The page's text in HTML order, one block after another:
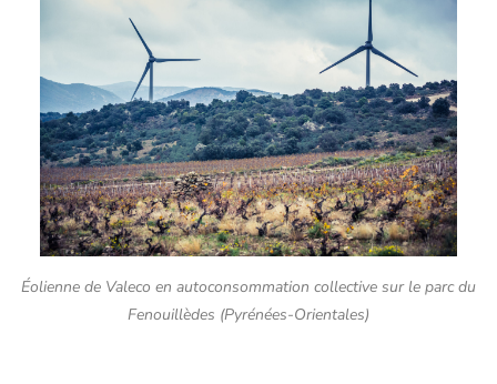
Éolienne de Valeco en autoconsommation collective sur le parc du
Fenouillèdes (Pyrénées-Orientales)